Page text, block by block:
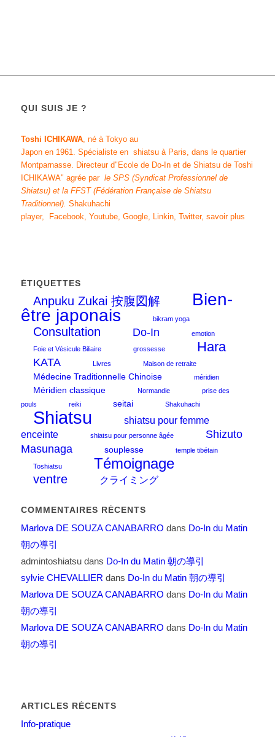
QUI SUIS JE ?
Toshi ICHIKAWA, né à Tokyo au
Japon en 1961. Spécialiste en shiatsuà Paris, dans le quartier
Montparnasse. Directeur d" Ecole de Do-In et de Shiatsu de Toshi
ICHIKAWA" agrée par le SPS (Syndicat Professionnel de
Shiatsu)et la FFST (Fédération Française de Shiatsu
Traditionnel). Shakuhachi
player, Facebook, Youtube, Google, Linkin, Twitter, savoir plus
ÉTIQUETTES
Anpuku Zukai 按腹図解
Bien-
être japonais
bikram yoga
Consultation Do-In emotion
Foie et Vésicule Biliaire grossesse Hara
KATA Livres Maison de retraite
Médecine Traditionnelle Chinoise méridien
Méridien classique Normandie
prise des
pouls
reiki seitai Shakuhachi
Shiatsu
shiatsu pour femme
enceinte
shiatsu pour personne âgée
Shizuto
Masunaga
souplesse temple tibétain
Toshiatsu Témoignage
ventre クライミング
COMMENTAIRES RÉCENTS
Marlova DE SOUZA CANABARRO dans Do-In du Matin
朝の導引
admintoshiatsudans Do-In du Matin 朝の導引
sylvie CHEVALLIER dans Do-In du Matin 朝の導引
Marlova DE SOUZA CANABARRO dans Do-In du Matin
朝の導引
Marlova DE SOUZA CANABARRO dans Do-In du Matin
朝の導引
ARTICLES RÉCENTS
Info-pratique